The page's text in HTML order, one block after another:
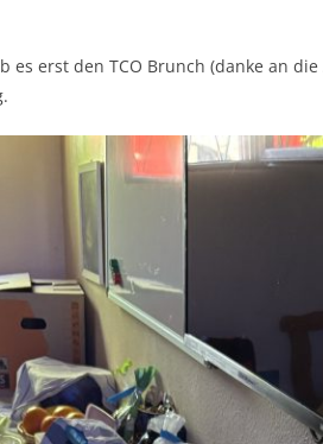
es erst den TCO Brunch (danke an